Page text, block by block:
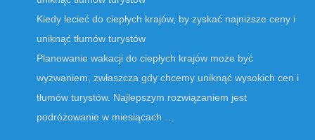
Kiedy lecieć do ciepłych krajów, by zyskać najniższe ceny i
uniknąć tłumów turystów
Planowanie wakacji do ciepłych krajów może być
wyzwaniem, zwłaszcza gdy chcemy uniknąć wysokich cen i
tłumów turystów. Najlepszym rozwiązaniem jest
podróżowanie w miesiącach …